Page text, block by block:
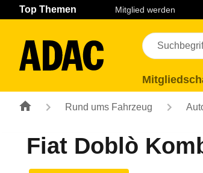
Navigation Seiteninhalt Fußzeile
Top Themen Mitglied werden
Rund ums Fahrzeug
Fiat Doblò